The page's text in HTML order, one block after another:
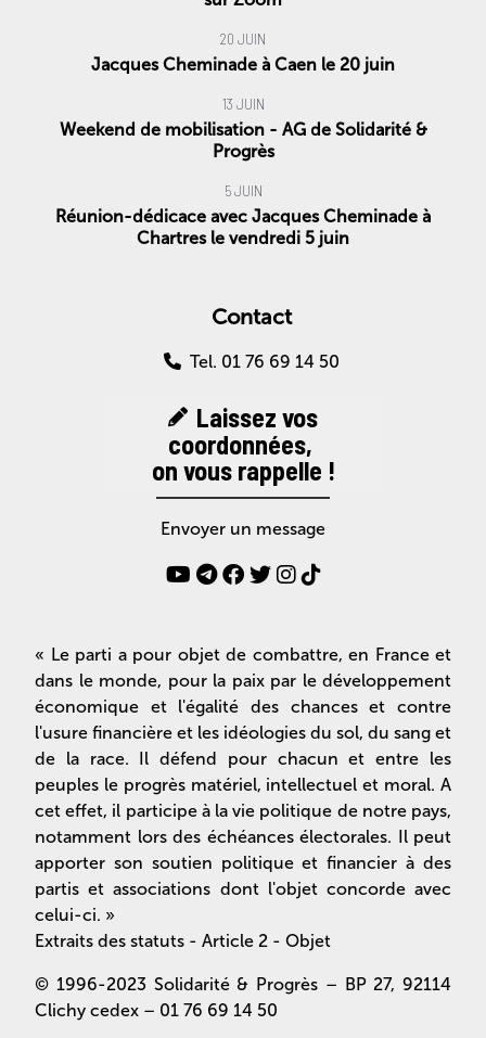
20 JUIN
Jacques Cheminade à Caen le 20 juin
13 JUIN
Weekend de mobilisation - AG de Solidarité &
Progrès
5 JUIN
Réunion-dédicace avec Jacques Cheminade à
Chartres le vendredi 5 juin
Contact
Tel. 01 76 69 14 50
Laissez vos
coordonnées,
on vous rappelle !
Envoyer un message
« Le parti a pour objet de combattre, en France et
dans le monde, pour la paix par le développement
économique et l'égalité des chances et contre
l'usure financière et les idéologies du sol, du sang et
de la race. Il défend pour chacun et entre les
peuples le progrès matériel, intellectuel et moral. A
cet effet, il participe à la vie politique de notre pays,
notamment lors des échéances électorales. Il peut
apporter son soutien politique et financier à des
partis et associations dont l'objet concorde avec
celui-ci. »
Extraits des statuts - Article 2 - Objet
© 1996-2023 Solidarité & Progrès – BP 27, 92114
Clichy cedex – 01 76 69 14 50